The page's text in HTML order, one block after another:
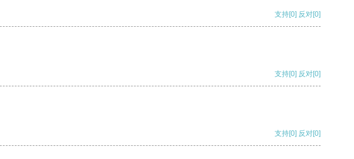
支持[0] 反对[0]
支持[0] 反对[0]
支持[0] 反对[0]